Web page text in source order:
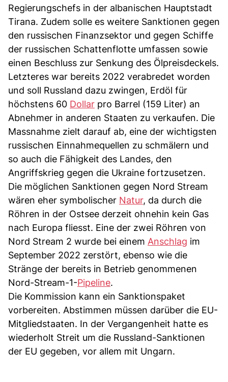
Regierungschefs in der albanischen Hauptstadt
Tirana. Zudem solle es weitere Sanktionen gegen
den russischen Finanzsektor und gegen Schiffe
der russischen Schattenflotte umfassen sowie
einen Beschluss zur Senkung des Ölpreisdeckels.
Letzteres war bereits 2022 verabredet worden
und soll Russland dazu zwingen, Erdöl für
höchstens 60 Dollar pro Barrel (159 Liter) an
Abnehmer in anderen Staaten zu verkaufen. Die
Massnahme zielt darauf ab, eine der wichtigsten
russischen Einnahmequellen zu schmälern und
so auch die Fähigkeit des Landes, den
Angriffskrieg gegen die Ukraine fortzusetzen.
Die möglichen Sanktionen gegen Nord Stream
wären eher symbolischer Natur, da durch die
Röhren in der Ostsee derzeit ohnehin kein Gas
nach Europa fliesst. Eine der zwei Röhren von
Nord Stream 2 wurde bei einem Anschlag im
September 2022 zerstört, ebenso wie die
Stränge der bereits in Betrieb genommenen
Nord-Stream-1-Pipeline.
Die Kommission kann ein Sanktionspaket
vorbereiten. Abstimmen müssen darüber die EU-
Mitgliedstaaten. In der Vergangenheit hatte es
wiederholt Streit um die Russland-Sanktionen
der EU gegeben, vor allem mit Ungarn.